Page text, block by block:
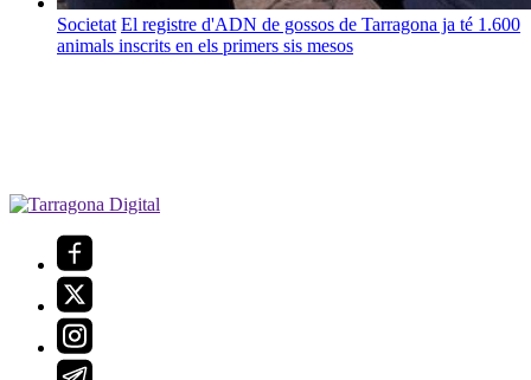
Societat El registre d'ADN de gossos de Tarragona ja té 1.600
animals inscrits en els primers sis mesos